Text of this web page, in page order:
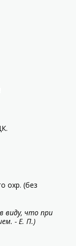
охр. (без
виду, что при
- Е. П.)